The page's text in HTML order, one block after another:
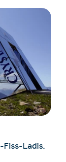
Fiss-Ladis.